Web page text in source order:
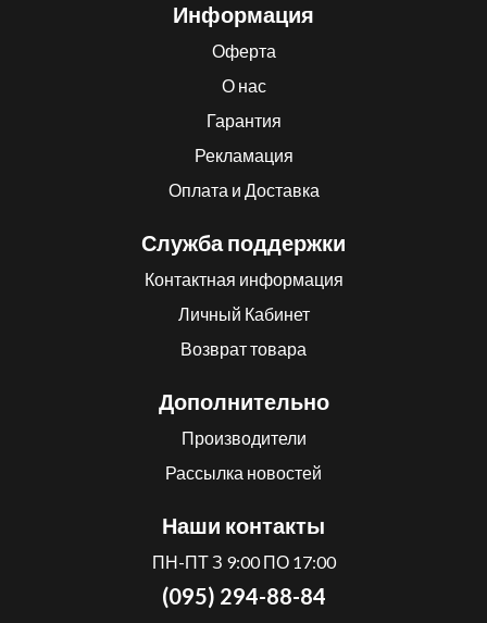
Информация
Оферта
О нас
Гарантия
Рекламация
Оплата и Доставка
Служба поддержки
Контактная информация
Личный Кабинет
Возврат товара
Дополнительно
Производители
Рассылка новостей
Наши контакты
ПН-ПТ З 9:00 ПО 17:00
(095) 294-88-84